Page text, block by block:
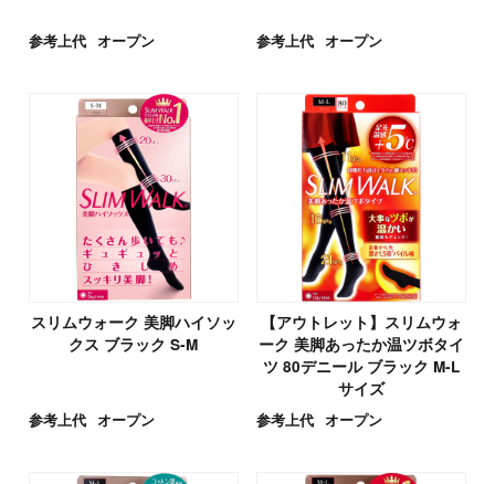
参考上代 オープン 参考上代 オープン
スリムウォーク 美脚ハイソッ
クス ブラック S-M
参考上代 オープン
【アウトレット】スリムウォ
ーク 美脚あったか温ツボタイ
ツ 80デニール ブラック M-L
サイズ
参考上代 オープン